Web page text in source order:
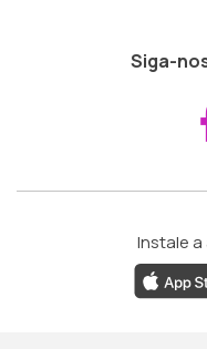
Siga-
Instale